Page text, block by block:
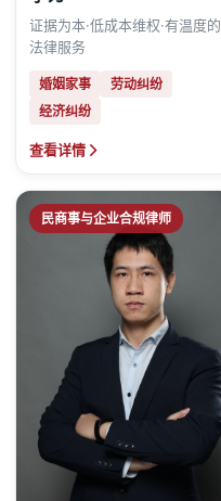
证据为本·低成本维权·有温度的
法律服务
婚姻家事
劳动纠纷
经济纠纷
查看详情
民商事与企业合规律师